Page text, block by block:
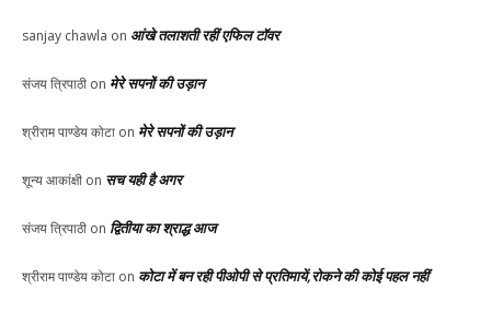
sanjay chawla on आंखे तलाशती रहीं एफिल टॉवर
संजय त्रिपाठी on मेरे सपनों की उड़ान
श्रीराम पाण्डेय कोटा on मेरे सपनों की उड़ान
शून्य आकांक्षी on सच यही है अगर
संजय त्रिपाठी on द्वितीया का श्राद्ध आज
श्रीराम पाण्डेय कोटा on कोटा में बन रही पीओपी से प्रतिमायें,रोकने की कोई पहल नहीं